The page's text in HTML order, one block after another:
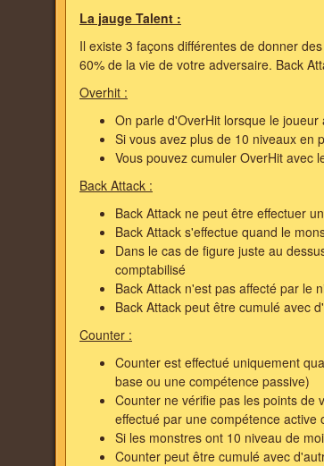
La jauge Talent :
Il existe 3 façons différentes de donner
60% de la vie de votre adversaire. Back
Overhit :
On parle d'OverHit lorsque le
Si vous avez plus de 10 niveaux en
Vous pouvez cumuler OverHit avec
Back Attack :
Back Attack ne peut être effectuer
Back Attack s'effectue quand le
Dans le cas de figure juste au
comptabilisé
Back Attack n'est pas affecté par le
Back Attack peut être cumulé avec
Counter :
Counter est effectué uniquement
base ou une compétence passive)
Counter ne vérifie pas les points de
effectué par une compétence active
Si les monstres ont 10 niveau de
Counter peut être cumulé avec